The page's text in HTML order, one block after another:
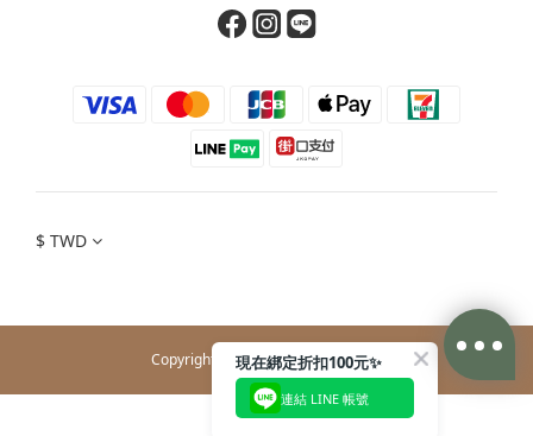
$ TWD
Copyright© 2026 J-WELL CO., LTD.
現在綁定折扣100元✨
連結 LINE 帳號